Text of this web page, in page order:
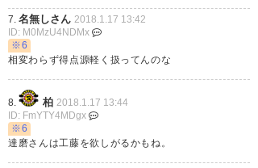
— konkon (runner_avi)
月 17
ドゥドゥは確かによくケガして
7. 名無しさん 2018.1.17 13:42
ID: M0MzU4NDMx
※6
相変わらず得点源軽く扱ってんのな
8. 柏 2018.1.17 13:44
ID: FmYTY4MDgx
※6
達磨さんは工藤を欲しがるかもね。